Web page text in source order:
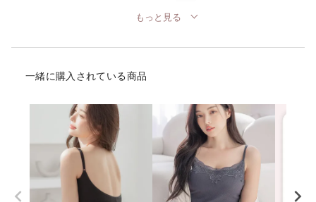
もっと見る
一緒に購入されている商品